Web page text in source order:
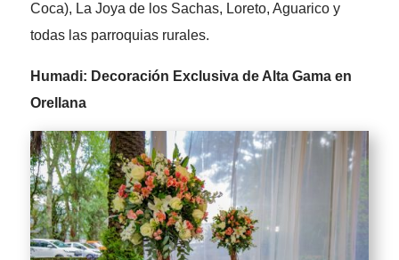
Coca), La Joya de los Sachas, Loreto, Aguarico y
todas las parroquias rurales.
Humadi: Decoración Exclusiva de Alta Gama en
Orellana